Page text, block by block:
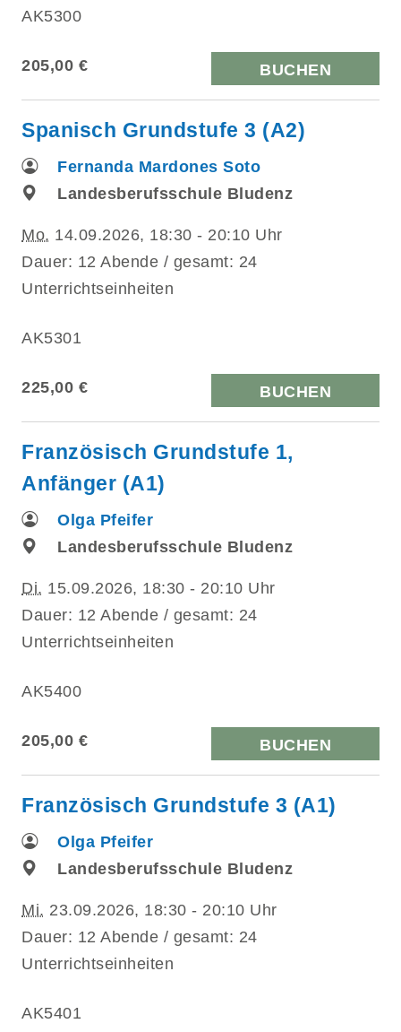
AK5300
205,00 € BUCHEN
Spanisch Grundstufe 3 (A2)
Fernanda Mardones Soto
Landesberufsschule Bludenz
Mo. 14.09.2026, 18:30 - 20:10 Uhr
Dauer: 12 Abende / gesamt: 24
Unterrichtseinheiten
AK5301
225,00 € BUCHEN
Französisch Grundstufe 1,
Anfänger (A1)
Olga Pfeifer
Landesberufsschule Bludenz
Di. 15.09.2026, 18:30 - 20:10 Uhr
Dauer: 12 Abende / gesamt: 24
Unterrichtseinheiten
AK5400
205,00 € BUCHEN
Französisch Grundstufe 3 (A1)
Olga Pfeifer
Landesberufsschule Bludenz
Mi. 23.09.2026, 18:30 - 20:10 Uhr
Dauer: 12 Abende / gesamt: 24
Unterrichtseinheiten
AK5401